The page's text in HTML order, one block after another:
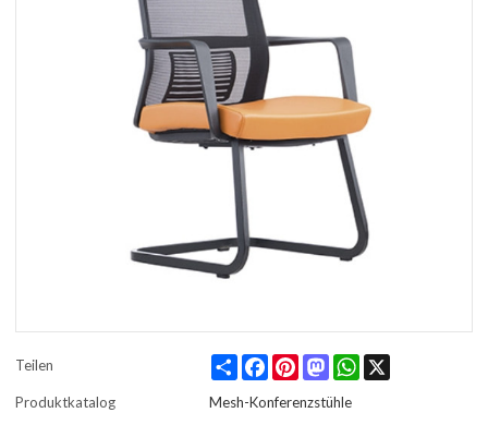
Teilen Share FacebookPinterestMastodonWhatsApp
Produktkatalog
Mesh-Konferenzstühle